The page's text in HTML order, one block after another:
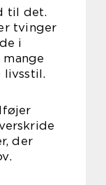
til det.
tvinger
i
livsstil.
der